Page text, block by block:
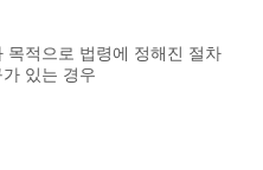
목적으로 법령에 정해진 절차
있는 경우